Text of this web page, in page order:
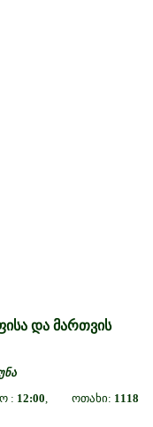
და მართვის
: 12:00 , ოთახი: 1118